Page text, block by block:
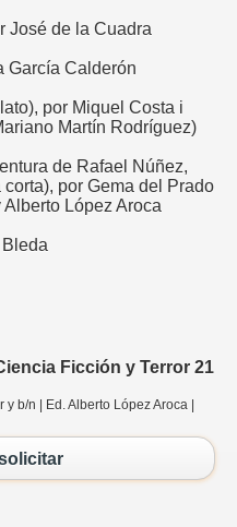
José de la Cuadra
García Calderón
por Miquel Costa i
Martín Rodríguez)
de Rafael Núñez,
por Gema del Prado
López Aroca
Ficción y Terror 21
b/n | Ed. Alberto López Aroca |